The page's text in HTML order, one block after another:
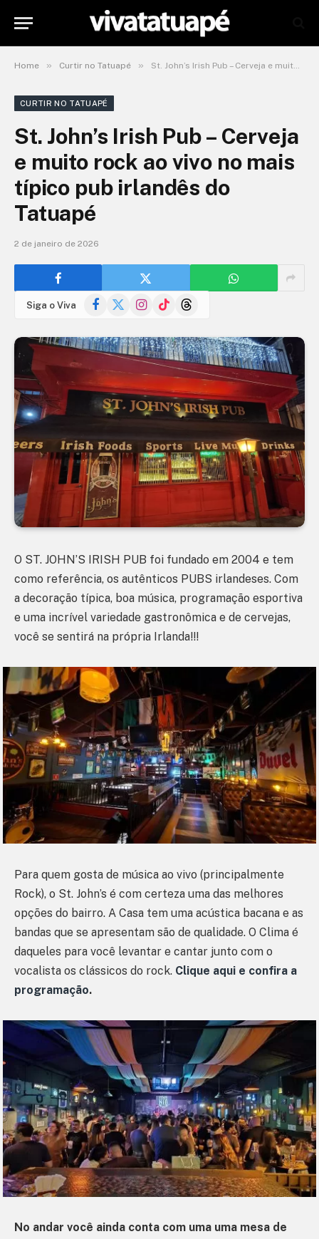
Home » Curtir no Tatuapé » St. John’s Irish Pub – Cerveja e muito rock ao vivo no mais típico pub irlandês do Tatuapé
CURTIR NO TATUAPÉ
St. John’s Irish Pub – Cerveja
e muito rock ao vivo no mais
típico pub irlandês do
Tatuapé
2 de janeiro de 2026
Siga o Viva Facebook
X
InstagramTikTokThreads
O ST. JOHN’S IRISH PUB foi fundado em 2004 e tem
como referência, os autênticos PUBS irlandeses. Com
a decoração típica, boa música, programação esportiva
e uma incrível variedade gastronômica e de cervejas,
você se sentirá na própria Irlanda!!!
Para quem gosta de música ao vivo (principalmente
Rock), o St. John’s é com certeza uma das melhores
opções do bairro. A Casa tem uma acústica bacana e as
bandas que se apresentam são de qualidade. O Clima é
daqueles para você levantar e cantar junto com o
vocalista os clássicos do rock. Clique aqui e confira a
programação.
No andar você ainda conta com uma uma mesa de